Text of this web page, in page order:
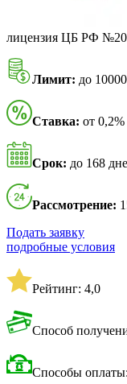
лицензия ЦБ РФ
Лимит: до
Ставка: от
Срок: до 168
Рассмотрение:
Подать заявку
подробные условия
Рейтинг: 4,0
Способ
Способы